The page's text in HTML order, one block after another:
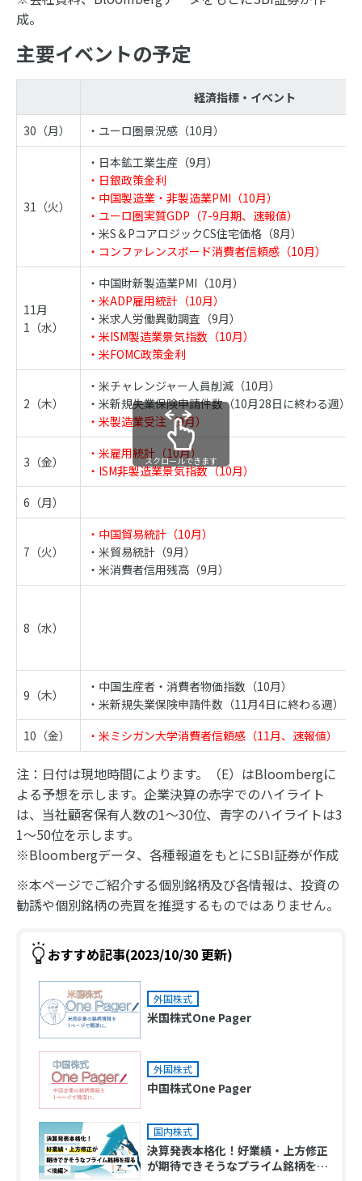
成。
主要イベントの予定
経済指標・イベント
30（月） ・ユーロ圏景況感（10月）
31（火）
・日本鉱工業生産（9月）
・日銀政策金利
・中国製造業・非製造業PMI（10月）
・ユーロ圏実質GDP（7-9月期、速報値）
・米S＆PコアロジックCS住宅価格（8月）
・コンファレンスボード消費者信頼感（10月）
11月
1（水）
・中国財新製造業PMI（10月）
・米ADP雇用統計（10月）
・米求人労働異動調査（9月）
・米ISM製造業景気指数（10月）
・米FOMC政策金利
2（木）
・米チャレンジャー人員削減（10月）
・米新規失業保険申請件数（10月28日に終わる週）
・米製造業受注（9月）
3（金）
・米雇用統計（10月）
・ISM非製造業景気指数（10月）
6（月）
7（火）
・中国貿易統計（10月）
・米貿易統計（9月）
・米消費者信用残高（9月）
8（水）
9（木）
・中国生産者・消費者物価指数（10月）
・米新規失業保険申請件数（11月4日に終わる週）
10（金）
・米ミシガン大学消費者信頼感（11月、速報値）
スクロールできます
注：日付は現地時間によります。（E）はBloombergに
よる予想を示します。企業決算の赤字でのハイライト
は、当社顧客保有人数の1～30位、青字のハイライトは3
1～50位を示します。
※Bloombergデータ、各種報道をもとにSBI証券が作成
※本ページでご紹介する個別銘柄及び各情報は、投資の
勧誘や個別銘柄の売買を推奨するものではありません。
おすすめ記事(2023/10/30 更新)
外国株式
米国株式One Pager
外国株式
中国株式One Pager
国内株式
決算発表本格化！好業績・上方修正
が期待できそうなプライム銘柄を探